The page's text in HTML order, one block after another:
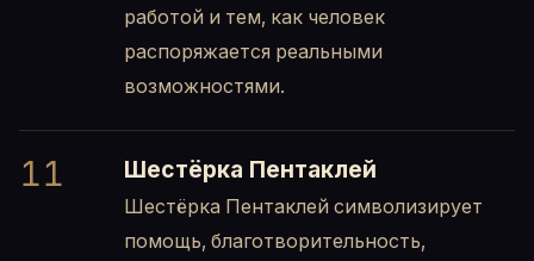
работой и тем, как человек
распоряжается реальными
возможностями.
11 Шестёрка Пентаклей
Шестёрка Пентаклей символизирует
помощь, благотворительность,